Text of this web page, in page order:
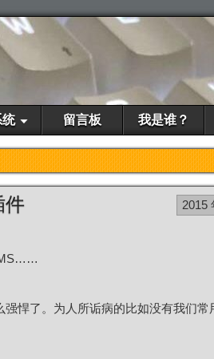
统 留言板 我是谁？
件 2015
悍了。为人所诟病的比如没有我们常